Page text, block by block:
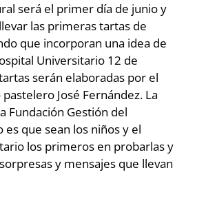
será el primer día de junio y
las primeras tartas de
que incorporan una idea de
Universitario 12 de
serán elaboradas por el
José Fernández. La
Fundación Gestión del
es que sean los niños y el
los primeros en probarlas y
y mensajes que llevan